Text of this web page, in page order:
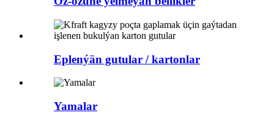
Eplenýän gutular / kartonlar
Yamalar